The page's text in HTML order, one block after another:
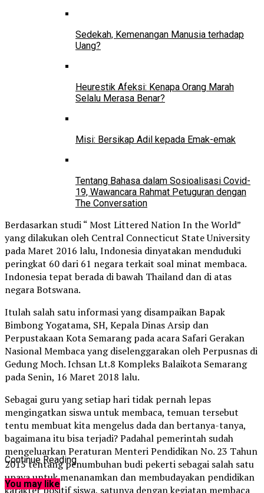
Sedekah, Kemenangan Manusia terhadap
Uang?
Heurestik Afeksi: Kenapa Orang Marah
Selalu Merasa Benar?
Misi: Bersikap Adil kepada Emak-emak
Tentang Bahasa dalam Sosioalisasi Covid-
19, Wawancara Rahmat Petuguran dengan
The Conversation
Berdasarkan studi “ Most Littered Nation In the World”
yang dilakukan oleh Central Connecticut State University
pada Maret 2016 lalu, Indonesia dinyatakan menduduki
peringkat 60 dari 61 negara terkait soal minat membaca.
Indonesia tepat berada di bawah Thailand dan di atas
negara Botswana.
Itulah salah satu informasi yang disampaikan Bapak
Bimbong Yogatama, SH, Kepala Dinas Arsip dan
Perpustakaan Kota Semarang pada acara Safari Gerakan
Nasional Membaca yang diselenggarakan oleh Perpusnas di
Gedung Moch. Ichsan Lt.8 Kompleks Balaikota Semarang
pada Senin, 16 Maret 2018 lalu.
Sebagai guru yang setiap hari tidak pernah lepas
mengingatkan siswa untuk membaca, temuan tersebut
tentu membuat kita mengelus dada dan bertanya-tanya,
bagaimana itu bisa terjadi? Padahal pemerintah sudah
mengeluarkan Peraturan Menteri Pendidikan No. 23 Tahun
2015 tentang penumbuhan budi pekerti sebagai salah satu
upaya untuk menanamkan dan membudayakan pendidikan
karakter positif siswa, satunya dengan kegiatan membaca
Continue Reading
You may like